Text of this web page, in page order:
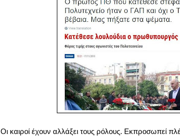
Οι καιροί έχουν αλλάξει τους ρόλους. Εκπροσωπεί